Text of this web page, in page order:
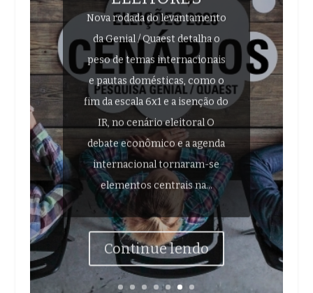
Nova rodada do levantamento
da Genial / Quaest detalha o
peso de temas internacionais
e pautas domésticas, como o
fim da escala 6x1 e a isenção do
IR, no cenário eleitoral O
debate econômico e a agenda
internacional tornaram-se
elementos centrais na...
Continue lendo